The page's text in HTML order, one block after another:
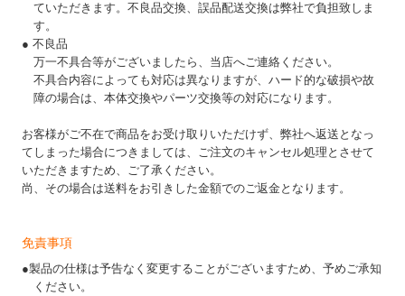
ていただきます。不良品交換、誤品配送交換は弊社で負担致しま
す。
● 不良品
万一不具合等がございましたら、当店へご連絡ください。
不具合内容によっても対応は異なりますが、ハード的な破損や故
障の場合は、本体交換やパーツ交換等の対応になります。
お客様がご不在で商品をお受け取りいただけず、弊社へ返送となっ
てしまった場合につきましては、ご注文のキャンセル処理とさせて
いただきますため、ご了承ください。
尚、その場合は送料をお引きした金額でのご返金となります。
免責事項
●製品の仕様は予告なく変更することがございますため、予めご承知
ください。